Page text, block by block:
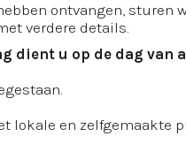
ontvangen, sturen
verdere details.
dient u op de dag van
lokale en zelfgemaakte